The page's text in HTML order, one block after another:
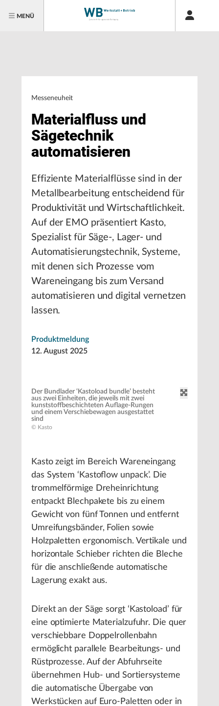
MENÜ
Messeneuheit
Materialfluss und
Sägetechnik
automatisieren
Effiziente Materialflüsse sind in der
Metallbearbeitung entscheidend für
Produktivität und Wirtschaftlichkeit.
Auf der EMO präsentiert Kasto,
Spezialist für Säge-, Lager- und
Automatisierungstechnik, Systeme,
mit denen sich Prozesse vom
Wareneingang bis zum Versand
automatisieren und digital vernetzen
lassen.
Produktmeldung
12. August 2025
Der Bundlader ‘Kastoload bundle’ besteht
aus zwei Einheiten, die jeweils mit zwei
kunststoffbeschichteten Auflage-Rungen
und einem Verschiebewagen ausgestattet
sind
© Kasto
Kasto zeigt im Bereich Wareneingang
das System ‘Kastoﬂow unpack’. Die
trommelförmige Dreheinrichtung
entpackt Blechpakete bis zu einem
Gewicht von fünf Tonnen und entfernt
Umreifungsbänder, Folien sowie
Holzpaletten ergonomisch. Vertikale und
horizontale Schieber richten die Bleche
für die anschließende automatische
Lagerung exakt aus.
Direkt an der Säge sorgt ‘Kastoload’ für
eine optimierte Materialzufuhr. Die quer
verschiebbare Doppelrollenbahn
ermöglicht parallele Bearbeitungs- und
Rüstprozesse. Auf der Abfuhrseite
übernehmen Hub- und Sortiersysteme
die automatische Übergabe von
Werkstücken auf Euro-Paletten oder in